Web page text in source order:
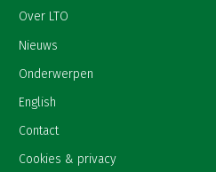
Over LTO
Nieuws
Onderwerpen
English
Contact
Cookies & privacy